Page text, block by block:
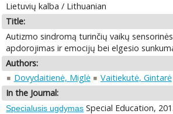
Lietuvių kalba / Lithuanian
Title:
Autizmo sindromą turinčių vaikų
apdorojimas ir emocijų bei elgesio
Authors:
Dovydaitienė, Miglė
Vaitiekutė, Gintarė
In the Journal:
Specialusis ugdymas Special Education,